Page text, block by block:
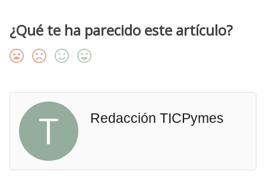
¿Qué te ha parecido este artículo?
T Redacción TICPymes